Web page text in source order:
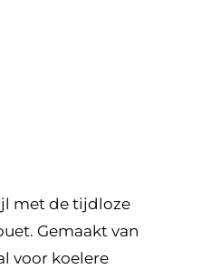
met de tijdloze
Gemaakt van
voor koelere